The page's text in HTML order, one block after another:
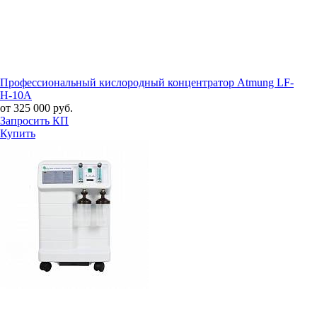
Профессиональный кислородный концентратор Atmung LF-
H-10A
от 325 000 руб.
Запросить КП
Купить